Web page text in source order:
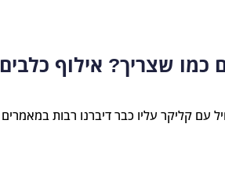
כמו שצריך? אילוף כלבים
עם קליקר עליו כבר דיברנו רבות במאמרים